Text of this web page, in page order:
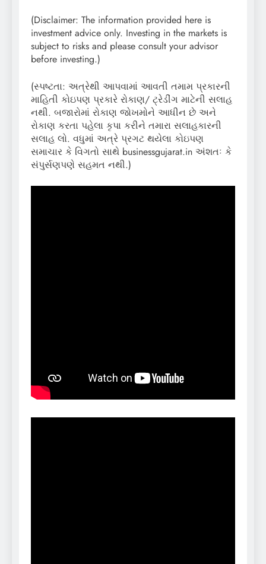
(Disclaimer: The information provided here is
investment advice only. Investing in the markets is
subject to risks and please consult your advisor
before investing.)
(સ્પષ્ટતા: અત્રેથી આપવામાં આવતી તમામ પ્રકારની
માહિતી કોઇપણ પ્રકારે રોકાણ/ ટ્રેડીંગ માટેની સલાહ
નથી. બજારોમાં રોકાણ જોખમોને આધીન છે અને
રોકાણ કરતા પહેલા કૃપા કરીને તમારા સલાહકારની
સલાહ લો. વધુમાં અત્રે પ્રગટ થયેલા કોઇપણ
સમાચાર કે વિગતો સાથે businessgujarat.in અંશતઃ કે
સંપુર્સણપણે સહમત નથી.)